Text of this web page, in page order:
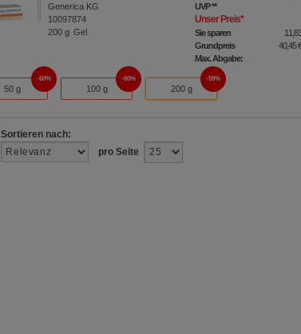
Generica KG
10097874
200g Gel
UVP**
Unser Preis*
Sie sparen
Grundpreis
40,45 €
Max. Abgabe:
50 g
60%
100 g
60%
200 g
59%
Sortieren nach:
pro Seite